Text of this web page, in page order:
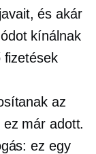
és akár
kínálnak
fizetések
az
már adott.
ez egy